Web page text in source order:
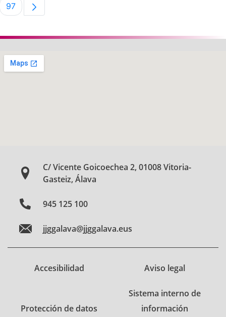
Página
97
C/ Vicente Goicoechea 2, 01008 Vitoria-
Gasteiz, Álava
945 125 100
jjggalava@jjggalava.eus
Accesibilidad Aviso legal
Protección de datos
Sistema interno de
información